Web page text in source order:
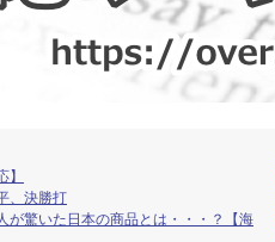
、決勝打
が驚いた日本の商品とは・・・？【海